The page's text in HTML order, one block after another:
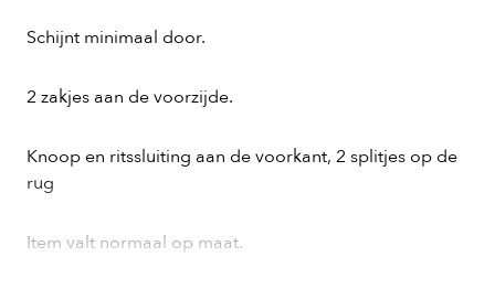
Schijnt minimaal door.
2 zakjes aan de voorzijde.
Knoop en ritssluiting aan de voorkant, 2 splitjes op de
rug
Item valt normaal op maat.